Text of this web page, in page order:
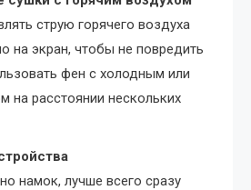
струю горячего воздуха
на экран, чтобы не повредить
фен с холодным или
на расстоянии нескольких
намок, лучше всего сразу